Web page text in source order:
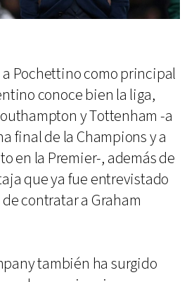
Pochettino como principal
conoce bien la liga,
y Tottenham -a
final de la Champions y a
en la Premier-, además de
que ya fue entrevistado
contratar a Graham
también ha surgido